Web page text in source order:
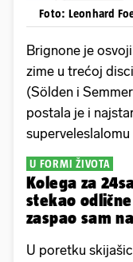
Foto: Leonhard
Brignone je
zime u trećoj
(Sölden i
postala je i
U FORMI ŽIVOTA
Kolega za
stekao
zaspao sam
U poretku